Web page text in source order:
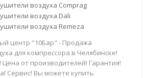
воздуха Comprag
воздуха Dali
воздуха Remeza
центр "10Бар" - Продажа
для компрессора в Челябинске!
от производителей! Гарантия!
Сервис! Вы можете купить